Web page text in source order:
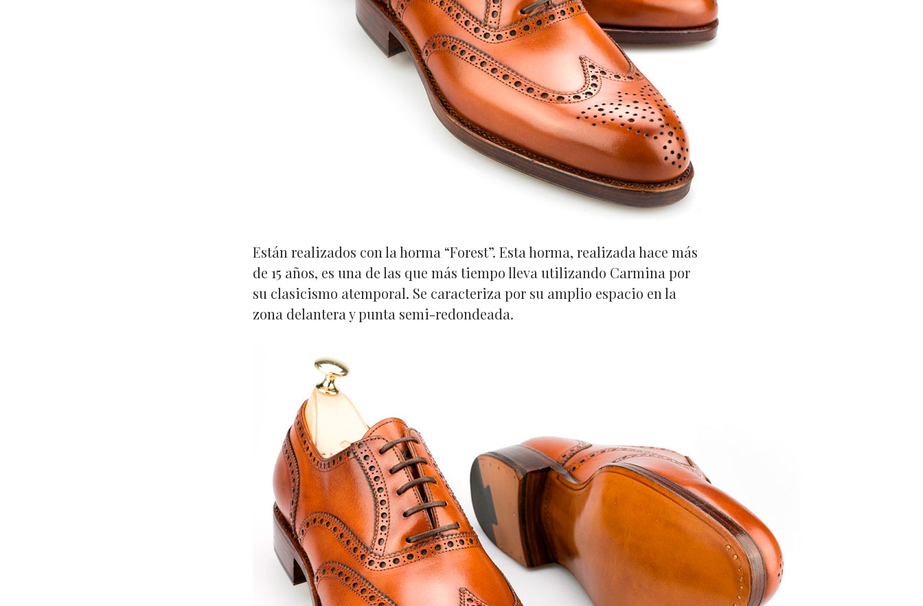
Están realizados con la horma “Forest”. Esta horma, realizada hace más
de 15 años, es una de las que más tiempo lleva utilizando Carmina por
su clasicismo atemporal. Se caracteriza por su amplio espacio en la
zona delantera y punta semi-redondeada.